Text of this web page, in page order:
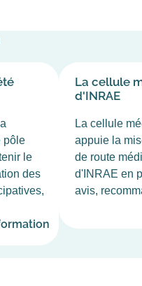
pôle
le
des
La cellule
d'INRAE
La cellule
appuie la
de route
d'INRAE en
avis,